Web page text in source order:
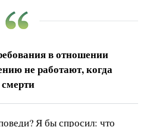
в отношении
не работают, когда
Я бы спросил: что